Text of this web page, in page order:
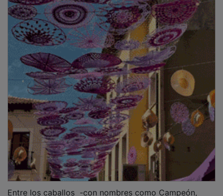
Entre los caballos -con nombres como Campeón,